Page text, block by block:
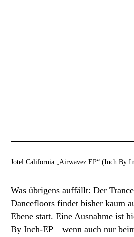
Jotel California „Airwavez EP“ (Inch By
Was übrigens auffällt: Der
Dancefloors findet bisher kaum
Ebene statt. Eine Ausnahme ist
By Inch-EP – wenn auch nur